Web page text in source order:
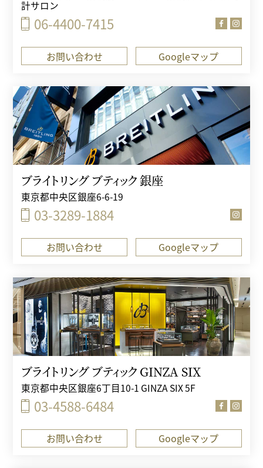
計サロン
06-4400-7415
お問い合わせ Googleマップ
ブライトリング ブティック 銀座
東京都中央区銀座6-6-19
03-3289-1884
お問い合わせ Googleマップ
ブライトリング ブティック GINZA SIX
東京都中央区銀座6丁目10-1 GINZA SIX 5F
03-4588-6484
お問い合わせ Googleマップ